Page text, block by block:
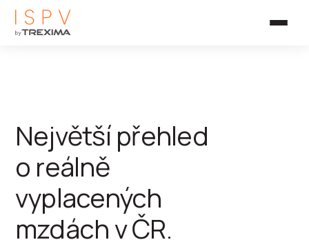
Největší přehled
o reálně
vyplacených
mzdách v ČR.